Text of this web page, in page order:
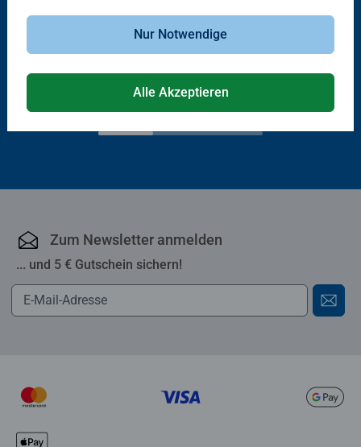
Notebook - Notizbuch - Carnet
de notes
CHF 17.00
Der offizielle Collector's Guide -
Zum Newsletter anmelden
... und 5 € Gutschein sichern!
Nur Notwendige
Alle Akzeptieren